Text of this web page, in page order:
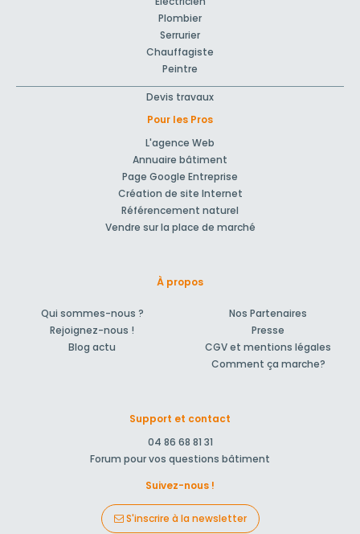
Plombier
Serrurier
Chauffagiste
Peintre
Devis travaux
Pour les Pros
L'agence Web
Annuaire bâtiment
Page Google Entreprise
Création de site Internet
Référencement naturel
Vendre sur la place de marché
À propos
Qui sommes-nous ?
Rejoignez-nous !
Blog actu
Nos Partenaires
Presse
CGV et mentions légales
Comment ça marche?
Support et contact
04 86 68 81 31
Forum pour vos questions bâtiment
Suivez-nous !
S'inscrire à la newsletter